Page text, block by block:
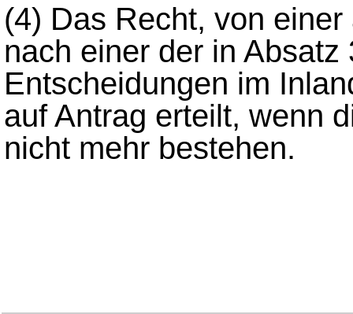
(4) Das Recht, von
nach einer der in
Entscheidungen im
auf Antrag erteilt, wenn
nicht mehr bestehen.